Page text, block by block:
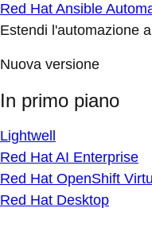
Red Hat Ansible
Estendi l'automazione
Nuova versione
In primo piano
Lightwell
Red Hat AI Enterprise
Red Hat OpenShift
Red Hat Desktop